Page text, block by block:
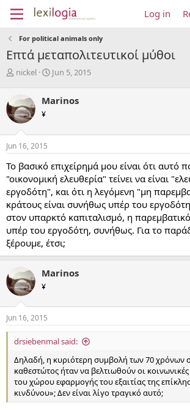
Log in
For political animals only
Επτά μεταπολιτευτικοί μύθοι
T
e
a
d
s
t
r
t
e
r
nickel
S
r
a
Jun 5, 2015
Marinos
¥
Jun 16, 2015
Το βασικό επιχείρημά μου είναι ότι αυτό
"οικονομική ελευθερία" τείνει να είναι
εργοδότη", και ότι η λεγόμενη "μη
κράτους είναι συνήθως υπέρ του
στον υπαρκτό καπιταλισμό, η
υπέρ του εργοδότη, συνήθως. Για το
ξέρουμε, έτσι;
Marinos
¥
Jun 16, 2015
drsiebenmal said:
Δηλαδή, η κυριότερη συμβολή των 70 χρόνων
καθεστώτος ήταν να βελτιωθούν οι
του χώρου εφαρμογής του εξαιτίας της
κινδύνου»; Δεν είναι λίγο τραγικό αυτό;